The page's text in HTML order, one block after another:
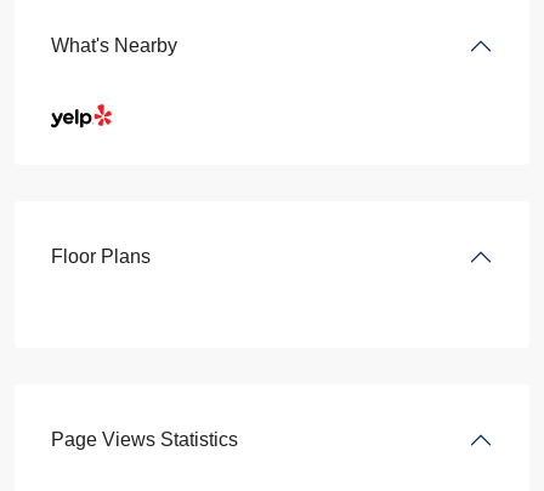
What's Nearby
Floor Plans
Page Views Statistics